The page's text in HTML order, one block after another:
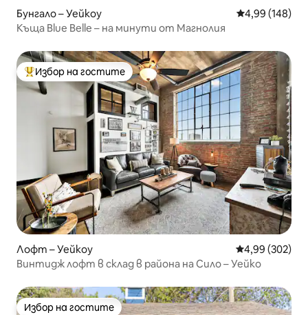
Бунгало – Уейкоу Средна
4,99 (148)
Къща Blue Belle – на минути от Магнолия
Най-популярен избор на гостите
Избор на гостите
Лофт – Уейкоу Средна
4,99 (302)
Винтидж лофт в склад в района на Сило – Уейко
Избор на гостите